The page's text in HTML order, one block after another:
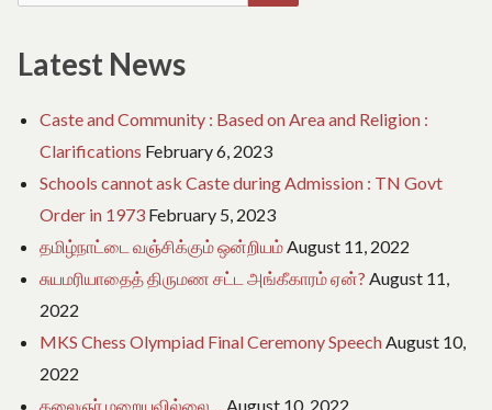
Wave
MELA
CORONA
SECOND
Latest News
Caste and Community : Based on Area and Religion :
Clarifications February 6, 2023
Schools cannot ask Caste during Admission : TN Govt
Order in 1973 February 5, 2023
தமிழ்நாட்டை வஞ்சிக்கும் ஒன்றியம் August 11, 2022
சுயமரியாதைத் திருமண சட்ட அங்கீகாரம் ஏன்? August 11,
2022
MKS Chess Olympiad Final Ceremony Speech August 10,
2022
கலைஞர் மறையவில்லை…
August 10, 2022